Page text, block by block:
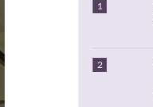
1
2